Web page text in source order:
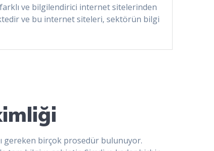
ve bilgilendirici internet sitelerinden
ve bu internet siteleri, sektörün bilgi
gereken birçok prosedür bulunuyor.